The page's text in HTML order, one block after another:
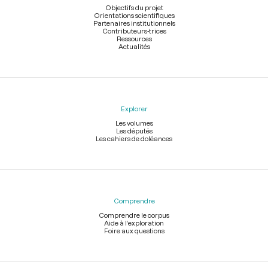
Objectifs du projet
Orientations scientifiques
Partenaires institutionnels
Contributeurs-trices
Ressources
Actualités
Explorer
Les volumes
Les députés
Les cahiers de doléances
Comprendre
Comprendre le corpus
Aide à l'exploration
Foire aux questions